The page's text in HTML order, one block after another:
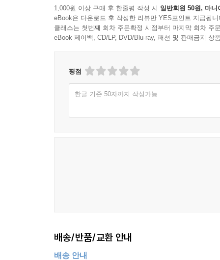
1,000원 이상 구매 후 한줄평 작성 시 일반회원 50원, 마니
eBook은 다운로드 후 작성한 리뷰만 YES포인트 지급됩니
클래스는 첫번째 회차 주문확정 시점부터 마지막 회차 주
eBook 페이백, CD/LP, DVD/Blu-ray, 패션 및 판매금지 상
평점
한글 기준 50자까지 작성가능
배송/반품/교환 안내
배송 안내